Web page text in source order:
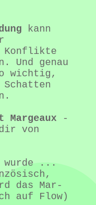
kann
Konflikte
Und genau
wichtig,
Margeaux -
von
...
das Mar-
auf Flow)